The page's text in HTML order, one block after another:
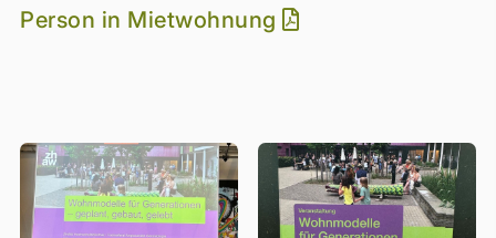
Person in Mietwohnung